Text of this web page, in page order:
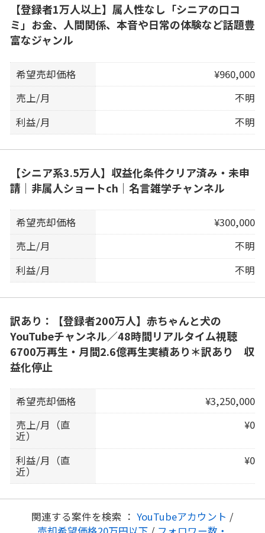
【登録者1万人以上】属人性なし「シニアの口コ
ミ」お金、人間関係、本音や日常の体験など話題豊
富なジャンル
希望売却価格
¥960,000
売上/月
不明
利益/月
不明
【シニア系3.5万人】収益化条件クリア済み・未申
請｜非属人ショートch｜名言雑学チャンネル
希望売却価格
¥300,000
売上/月
不明
利益/月
不明
訳あり：【登録者200万人】赤ちゃんと犬の
YouTubeチャンネル／48時間リアルタイム視聴
6700万再生・月間2.6億再生実績あり＊訳あり 収
益化停止
希望売却価格
¥3,250,000
売上/月（直
近）
¥0
利益/月（直
近）
¥0
関連する案件を検索 ： YouTubeアカウント /